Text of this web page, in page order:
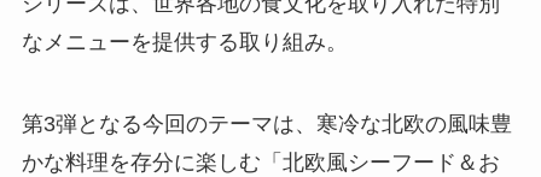
なメニューを提供する取り組み。
第3弾となる今回のテーマは、寒冷な北欧の風味豊
かな料理を存分に楽しむ「北欧風シーフード＆お